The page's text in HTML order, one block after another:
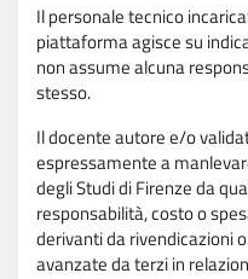
Il personale tecnico
piattaforma agisce su
non assume alcuna
stesso.
Il docente autore e/o
espressamente a
degli Studi di Firenze da
responsabilità, costo o
derivanti da rivendicazioni
avanzate da terzi in